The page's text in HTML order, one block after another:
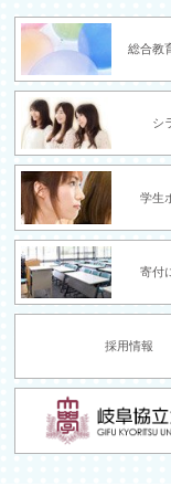
総合教
シ
学生
寄付
採用情報